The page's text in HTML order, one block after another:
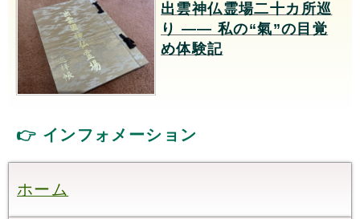
出雲神仏霊場二十カ所巡
り —— 私の“氣”の目覚
め体験記
👉 インフォメーション
ホーム